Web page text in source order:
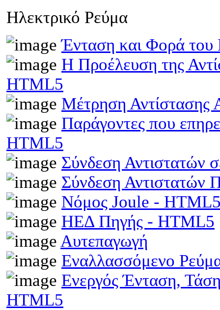
Ηλεκτρικό Ρεύμα
Ένταση και Φορά του
Η Προέλευση της
HTML5
Μέτρηση Αντίστασης
Παράγοντες που
HTML5
Σύνδεση Αντιστατών
Σύνδεση
Νόμος Joule -
ΗΕΔ Πηγής - HTML5
Αυτεπαγωγή
Εναλλασσόμενο
Ενεργός Ένταση,
HTML5